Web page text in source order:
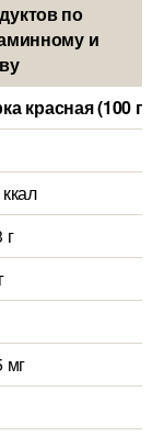
по
и
красная (100
г
мг